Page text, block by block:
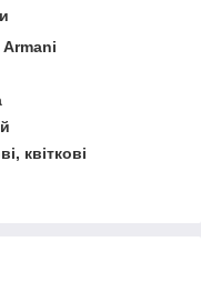
квіткові